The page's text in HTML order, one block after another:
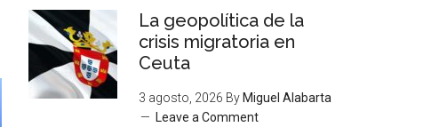
La geopolítica de la
crisis migratoria en
Ceuta
3 agosto, 2026 By Miguel Alabarta
Leave a Comment